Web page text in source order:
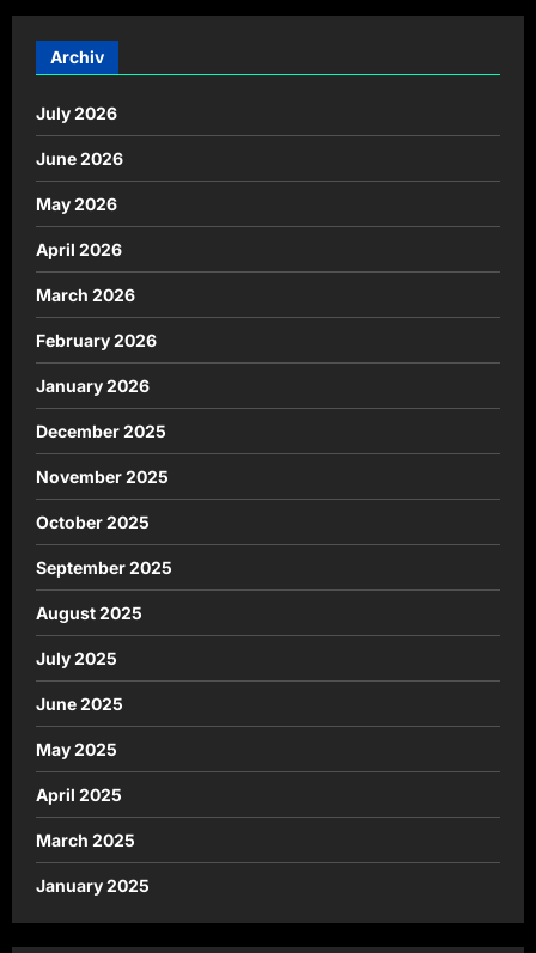
Archiv
July 2026
June 2026
May 2026
April 2026
March 2026
February 2026
January 2026
December 2025
November 2025
October 2025
September 2025
August 2025
July 2025
June 2025
May 2025
April 2025
March 2025
January 2025